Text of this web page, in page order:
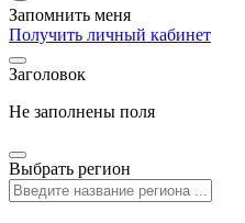
Запомнить меня
Получить личный кабинет
Заголовок
Не заполнены поля
Выбрать регион